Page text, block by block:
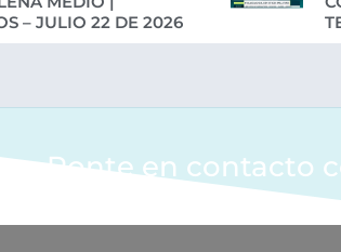
– JULIO 22 DE 2026
Ponte en contacto